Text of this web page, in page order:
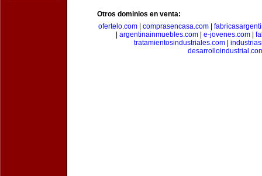
Otros dominios en venta:
ofertelo.com| comprasencasa.com|
argentinainmuebles.com| e-jovenes.com|
tratamientosindustriales.com